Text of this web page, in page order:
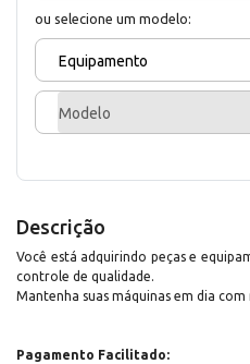
ou selecione um modelo:
Equipamento
Modelo
Descrição
Você está adquirindo peças e
controle de qualidade.
Mantenha suas máquinas em dia com
Pagamento Facilitado: